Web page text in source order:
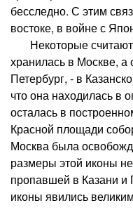
бесследно. С этим
востоке, в войне с
Некоторые
хранилась в Москве,
Петербург, - в
что она находилась в
осталась в
Красной площади
Москва была
размеры этой иконы
пропавшей в Казани и
иконы явились